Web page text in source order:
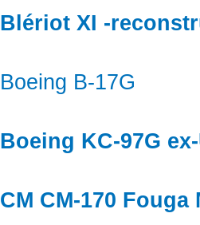
Blériot XI -
Boeing B-17G
Boeing KC-97G
CM CM-170 Fouga